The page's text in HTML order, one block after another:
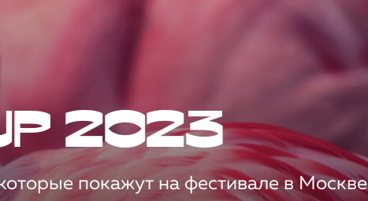
2023
покажут на фестивале в Москве